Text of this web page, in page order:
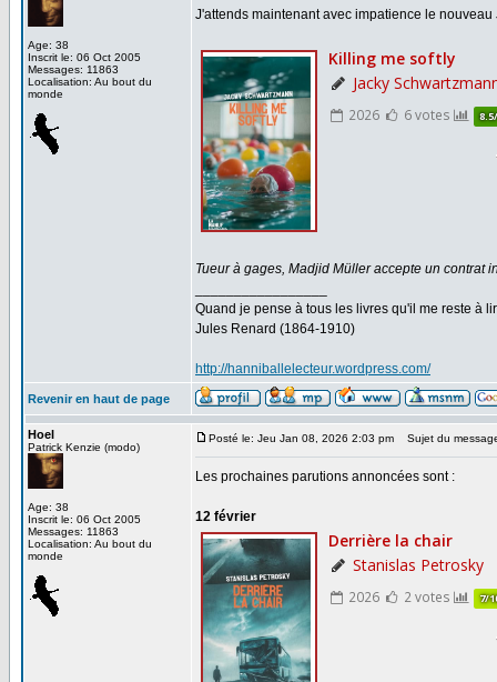
Age: 38
Inscrit le: 06 Oct 2005
Messages: 11863
Localisation: Au bout du
monde
J'attends maintenant avec impatience le
Tueur à gages, Madjid Müller accepte un contrat
Quand je pense à tous les livres qu'il me reste à
Jules Renard (1864-1910)
http://hanniballelecteur.wordpress.com/
Revenir en haut de page
Hoel
Patrick Kenzie (modo)
Age: 38
Inscrit le: 06 Oct 2005
Messages: 11863
Localisation: Au bout du
monde
Posté le: Jeu Jan 08, 2026 2:03 pm Sujet du
Les prochaines parutions annoncées sont :
12 février